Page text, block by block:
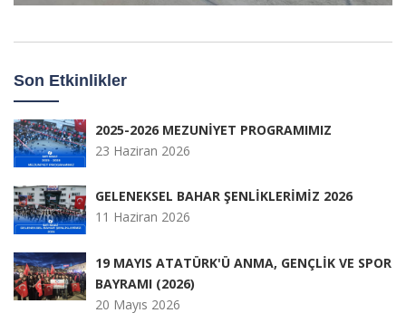
Son Etkinlikler
2025-2026 MEZUNİYET PROGRAMIMIZ
23 Haziran 2026
GELENEKSEL BAHAR ŞENLİKLERİMİZ 2026
11 Haziran 2026
19 MAYIS ATATÜRK'Ü ANMA, GENÇLİK VE SPOR
BAYRAMI (2026)
20 Mayıs 2026